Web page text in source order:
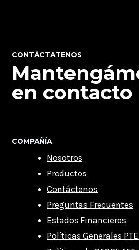
CONTÁCTATENOS
en contacto
COMPAÑÍA
Nosotros
Productos
Contáctenos
Preguntas Frecuentes
Estados Financieros
Políticas Generales